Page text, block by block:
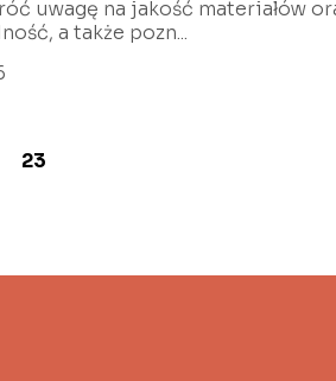
uwagę na jakość materiałów
a także pozn...
23